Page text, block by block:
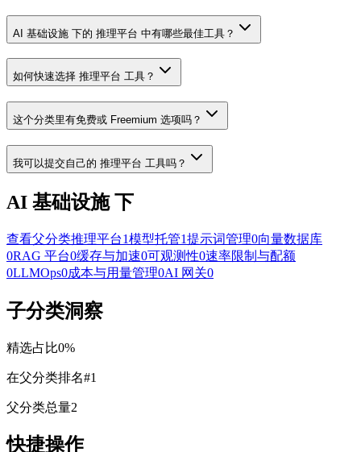
AI 基础设施 下的 推理平台 中有哪些最佳工具？
如何快速选择 推理平台 工具？
这个分类里有免费或 Freemium 选项吗？
我可以提交自己的 推理平台 工具吗？
AI 基础设施 下
查看父分类推理平台1模型托管1提示词管理0向量数据库
0RAG 平台0缓存与加速0可观测性0速率限制与配额
0LLMOps0成本与用量管理0AI 网关0
子分类洞察
精选占比0%
在父分类排名#1
父分类总量2
快捷操作